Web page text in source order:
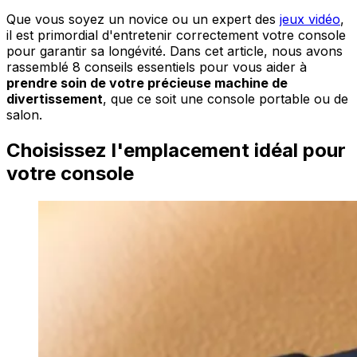
Que vous soyez un novice ou un expert des jeux vidéo,
il est primordial d'entretenir correctement votre console
pour garantir sa longévité. Dans cet article, nous avons
rassemblé 8 conseils essentiels pour vous aider à
prendre soin de votre précieuse machine de
divertissement, que ce soit une console portable ou de
salon.
Choisissez l'emplacement idéal pour
votre console